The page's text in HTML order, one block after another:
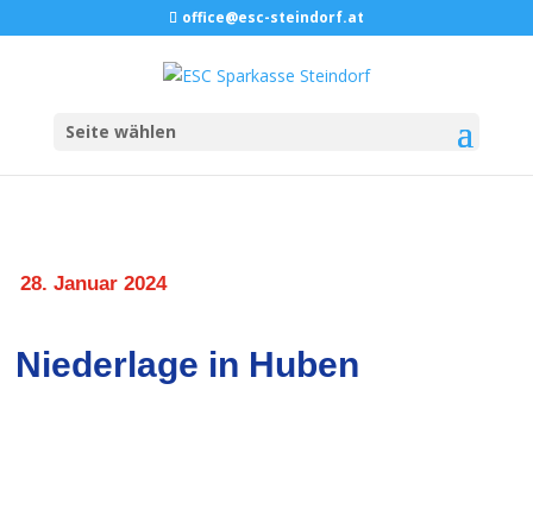
office@esc-steindorf.at
Seite wählen
28. Januar 2024
Niederlage in Huben